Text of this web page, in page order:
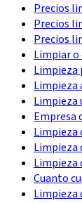
Precios
Precios
Precios
Limpiar
Limpieza
Limpieza
Limpieza
Empresa
Limpieza
Limpieza
Limpieza
Cuanto
Limpieza